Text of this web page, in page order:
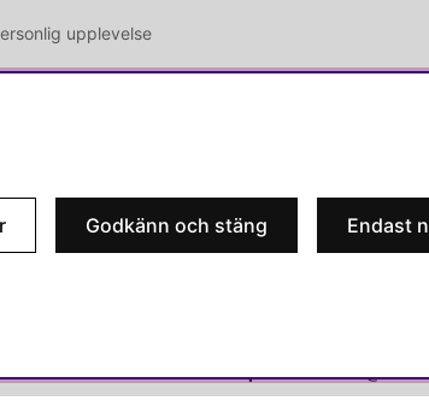
upplevelse
Varmt välkommen till
Godkänn och stäng Endast